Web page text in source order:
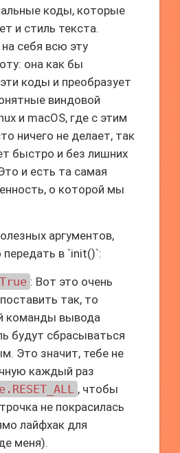
коды, которые
и стиль текста.
себя всю эту
она как бы
коды и преобразует
виндовой
и macOS, где с этим
ничего не делает, так
быстро и без лишних
и есть та самая
о которой мы
аргументов,
в `init()`:
: Вот это очень
так, то
команды вывода
будут сбрасываться
Это значит, тебе не
каждый раз
, чтобы
не покрасилась
лайфхак для
меня).